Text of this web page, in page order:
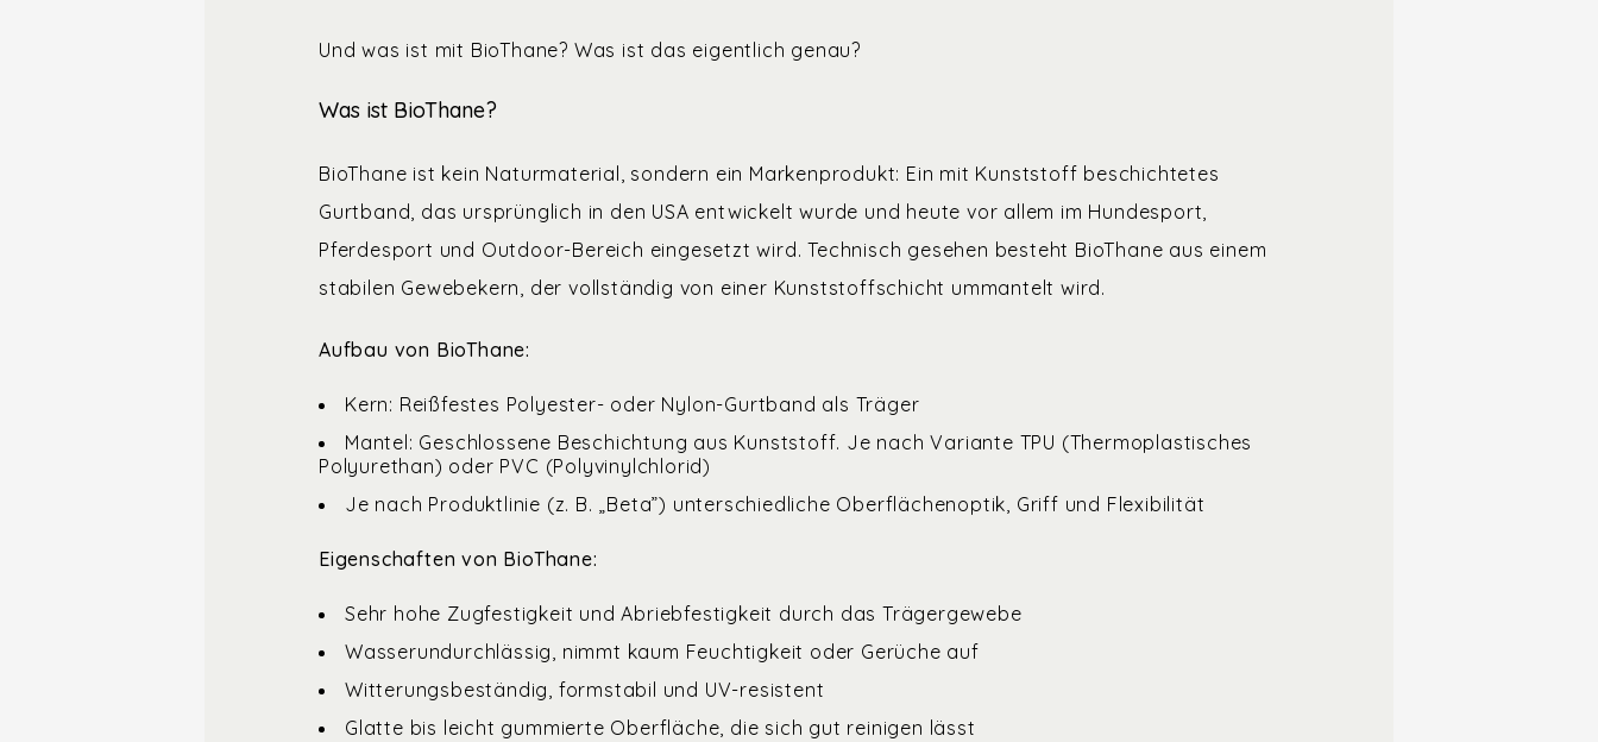
Und was ist mit BioThane? Was ist das eigentlich genau?
Was ist BioThane?
BioThane ist kein Naturmaterial, sondern ein Markenprodukt: Ein mit Kunststoff beschichtetes
Gurtband, das ursprünglich in den USA entwickelt wurde und heute vor allem im Hundesport,
Pferdesport und Outdoor-Bereich eingesetzt wird. Technisch gesehen besteht BioThane aus einem
stabilen Gewebekern, der vollständig von einer Kunststoffschicht ummantelt wird.
Aufbau von BioThane:
Kern: Reißfestes Polyester- oder Nylon-Gurtband als Träger
Mantel: Geschlossene Beschichtung aus Kunststoff. Je nach Variante TPU (Thermoplastisches
Polyurethan) oder PVC (Polyvinylchlorid)
Je nach Produktlinie (z. B. „Beta”) unterschiedliche Oberflächenoptik, Griff und Flexibilität
Eigenschaften von BioThane:
Sehr hohe Zugfestigkeit und Abriebfestigkeit durch das Trägergewebe
Wasserundurchlässig, nimmt kaum Feuchtigkeit oder Gerüche auf
Witterungsbeständig, formstabil und UV-resistent
Glatte bis leicht gummierte Oberfläche, die sich gut reinigen lässt